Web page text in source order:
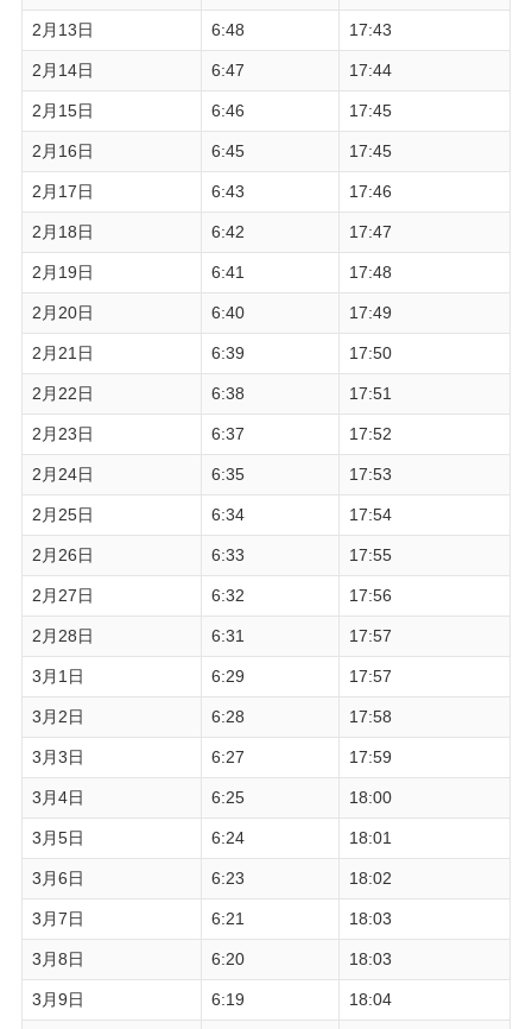
2月13日 6:48 17:43
2月14日 6:47 17:44
2月15日 6:46 17:45
2月16日 6:45 17:45
2月17日 6:43 17:46
2月18日 6:42 17:47
2月19日 6:41 17:48
2月20日 6:40 17:49
2月21日 6:39 17:50
2月22日 6:38 17:51
2月23日 6:37 17:52
2月24日 6:35 17:53
2月25日 6:34 17:54
2月26日 6:33 17:55
2月27日 6:32 17:56
2月28日 6:31 17:57
3月1日 6:29 17:57
3月2日 6:28 17:58
3月3日 6:27 17:59
3月4日 6:25 18:00
3月5日 6:24 18:01
3月6日 6:23 18:02
3月7日 6:21 18:03
3月8日 6:20 18:03
3月9日 6:19 18:04